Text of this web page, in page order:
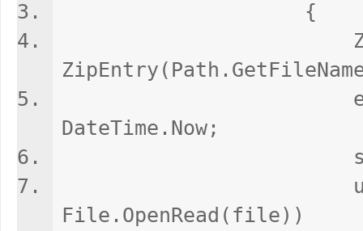
{
ZipEntry
DateTime.Now;
using
File.OpenRead(file))